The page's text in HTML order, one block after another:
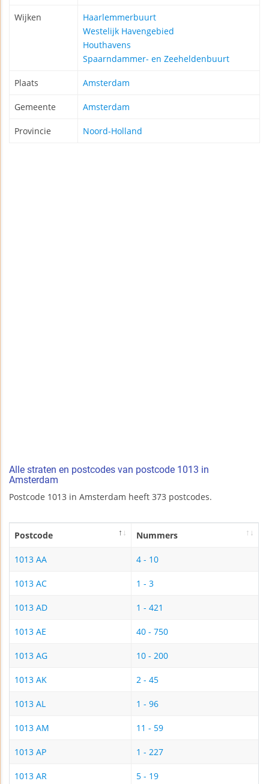
Wijken
Haarlemmerbuurt
Westelijk Havengebied
Houthavens
Spaarndammer- en Zeeheldenbuurt
Plaats Amsterdam
Gemeente Amsterdam
Provincie Noord-Holland
Alle straten en postcodes van postcode 1013 in
Amsterdam
Postcode 1013 in Amsterdam heeft 373 postcodes.
Postcode Nummers
1013 AA 4 - 10
1013 AC 1 - 3
1013 AD 1 - 421
1013 AE 40 - 750
1013 AG 10 - 200
1013 AK 2 - 45
1013 AL 1 - 96
1013 AM 11 - 59
1013 AP 1 - 227
1013 AR 5 - 19